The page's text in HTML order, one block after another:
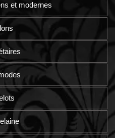
et modernes